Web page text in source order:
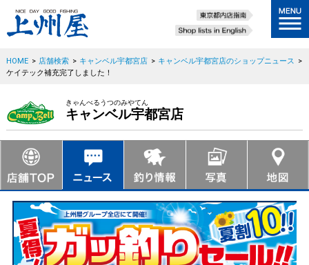
HOME > 店舗検索 > キャンベル宇都宮店 > キャンベル宇都宮店のショップニュース >
ケイテック補充完了しました！
きゃんべるうつのみやてん
キャンベル宇都宮店